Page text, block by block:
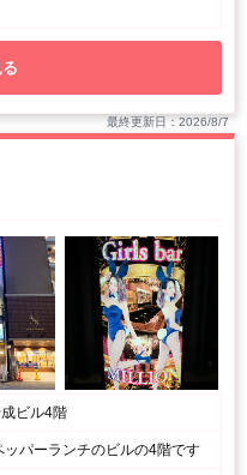
最終更新日：2026/8/7
ビル4階
パーランチのビルの4階です